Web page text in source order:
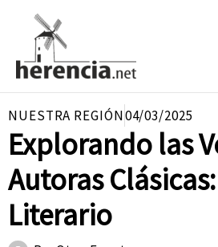
contenido
NUESTRA REGIÓN04/03/2025
Explorando las
Autoras
Literario